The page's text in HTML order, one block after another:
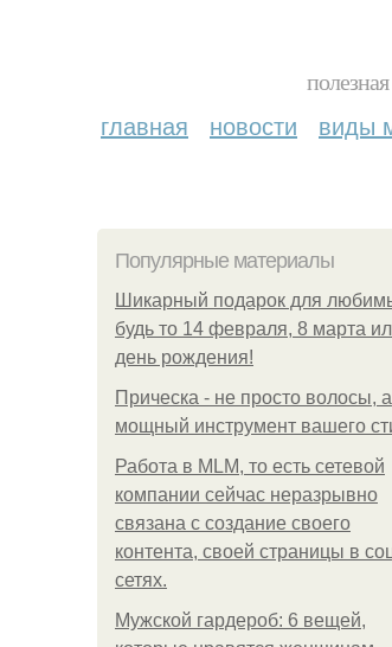
главная новости виды
Популярные материалы
Шикарный подарок для
будь то 14 февраля, 8 марта
день рождения!
Прическа - не просто волосы, а
мощный инструмент вашего
Работа в MLM, то есть сетевой
компании сейчас неразрывно
связана с создание своего
контента, своей страницы в
сетях.
Мужской гардероб: 6 вещей,